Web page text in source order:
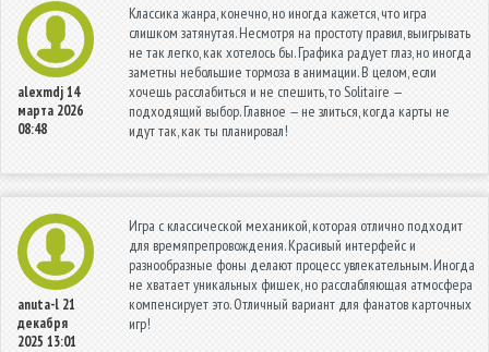
alexmdj14
марта 2026
08:48
Классика жанра, конечно, но иногда кажется, что игра
слишком затянутая. Несмотря на простоту правил, выигрывать
не так легко, как хотелось бы. Графика радует глаз, но иногда
заметны небольшие тормоза в анимации. В целом, если
хочешь расслабиться и не спешить, то Solitaire —
подходящий выбор. Главное — не злиться, когда карты не
идут так, как ты планировал!
anuta-l 21
декабря
2025 13:01
Игра с классической механикой, которая отлично подходит
для времяпрепровождения. Красивый интерфейс и
разнообразные фоны делают процесс увлекательным. Иногда
не хватает уникальных фишек, но расслабляющая атмосфера
компенсирует это. Отличный вариант для фанатов карточных
игр!